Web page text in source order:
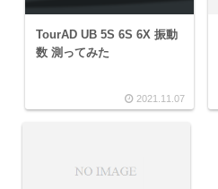
TourAD UB 5S 6S 6X 振動
数 測ってみた
2021.11.07